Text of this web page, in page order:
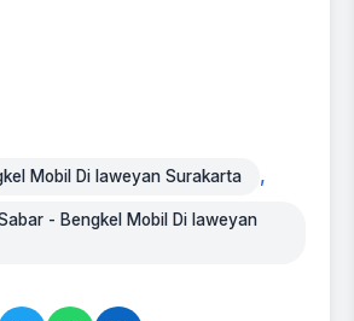
Mobil Di laweyan Surakarta ,
- Bengkel Mobil Di laweyan